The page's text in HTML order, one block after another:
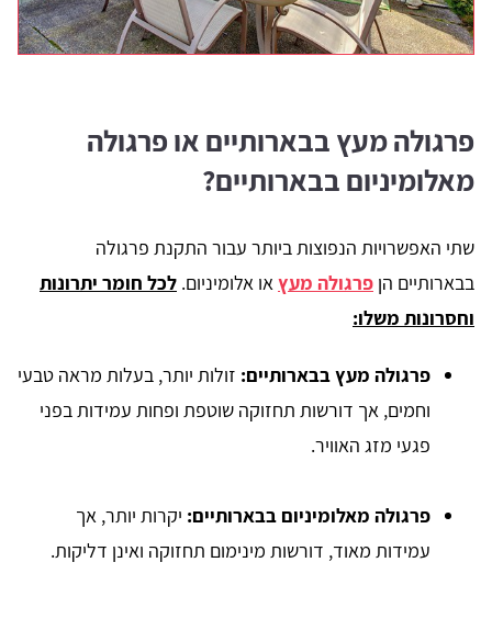
פרגולה מעץ בבארותיים או פרגולה
מאלומיניום בבארותיים?
שתי האפשרויות הנפוצות ביותר עבור התקנת פרגולה
בבארותיים הן פרגולה מעץאו אלומיניום. לכל חומר יתרונות
וחסרונות משלו:
פרגולה מעץ בבארותיים: זולות יותר, בעלות מראה טבעי
וחמים, אך דורשות תחזוקה שוטפת ופחות עמידות בפני
פגעי מזג האוויר.
פרגולה מאלומיניום בבארותיים: יקרות יותר, אך
עמידות מאוד, דורשות מינימום תחזוקה ואינן דליקות.